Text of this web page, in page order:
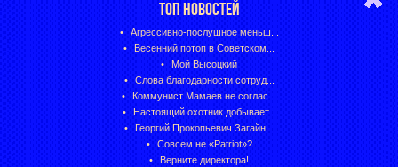
ТОП НОВОСТЕЙ
Агрессивно-послушное меньш...
Весенний потоп в Советском...
Мой Высоцкий
Слова благодарности сотруд...
Коммунист Мамаев не соглас...
Настоящий охотник добывает...
Георгий Прокопьевич Загайн...
Совсем не «Patriot»?
Верните директора!